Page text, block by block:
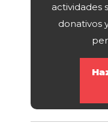
actividades
donativos